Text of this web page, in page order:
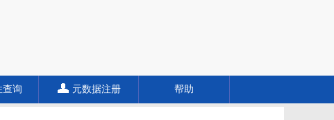
查询 元数据注册 帮助